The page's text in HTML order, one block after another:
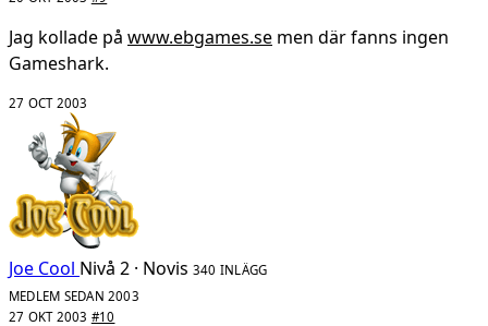
Jag kollade på www.ebgames.se men där fanns ingen
Gameshark.
27 OCT 2003
Joe Cool Nivå 2 · Novis 340 INLÄGG
MEDLEM SEDAN 2003
27 OKT 2003 #10